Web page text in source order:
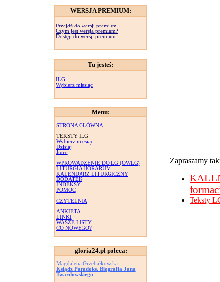
WERSJA PREMIUM:
Przejdź do wersji premium
Czym jest wersja premium?
Dostęp do wersji premium
Tu jesteś:
ILG
Wybierz miesiąc
Menu:
STRONA GŁÓWNA
TEKSTY ILG
Wybierz miesiąc
Dzisiaj
Jutro
WPROWADZENIE DO LG (OWLG)
LITURGIA HORARUM
KALENDARZ LITURGICZNY
DODATEK
INDEKSY
POMOC
CZYTELNIA
ANKIETA
LINKI
WASZE LISTY
CO NOWEGO?
gloria24.pl poleca:
Magdalena Grzebałkowska
Ksiądz Paradoks. Biografia Jana
Twardowskiego
Zapraszamy
Teksty